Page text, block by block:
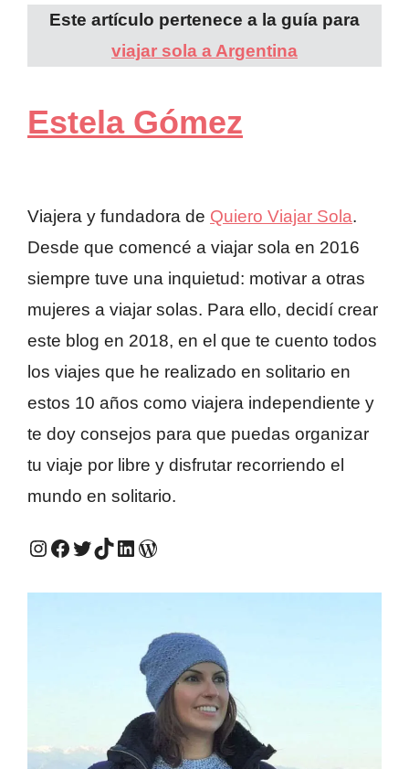
Este artículo pertenece a la guía para
viajar sola a Argentina
Estela Gómez
Viajera y fundadora de Quiero Viajar Sola.
Desde que comencé a viajar sola en 2016
siempre tuve una inquietud: motivar a otras
mujeres a viajar solas. Para ello, decidí crear
este blog en 2018, en el que te cuento todos
los viajes que he realizado en solitario en
estos 10 años como viajera independiente y
te doy consejos para que puedas organizar
tu viaje por libre y disfrutar recorriendo el
mundo en solitario.
Instagram #QuieroViajarSola Facebook #QuieroViajarSola Twitter #QuieroViajarSola TikTok #QuieroViajarSola LinkedIn #QuieroViajarSola Mi antiguo blog, Viajes e ideas